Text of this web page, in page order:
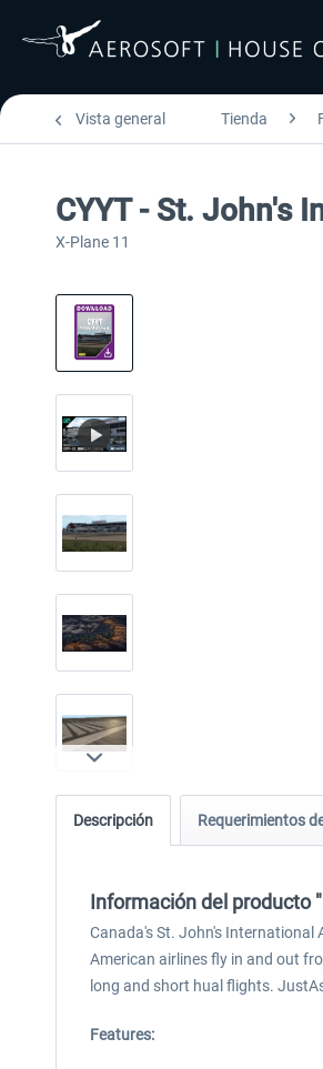
Vista general Tienda
CYYT - St. John's
X-Plane 11
Descripción Requerimientos
Información del producto
Canada's St. John's International
American airlines fly in and out
long and short hual flights.
Features: